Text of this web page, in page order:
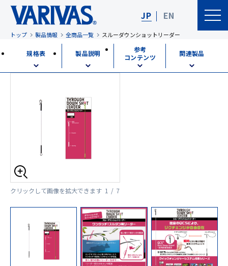
JP EN
トップ 製品情報 全商品一覧 スルーダウンショットリーダー
規格表 製品説明
参考
コンテンツ
関連製品
クリックして画像を拡大できます 1 / 7